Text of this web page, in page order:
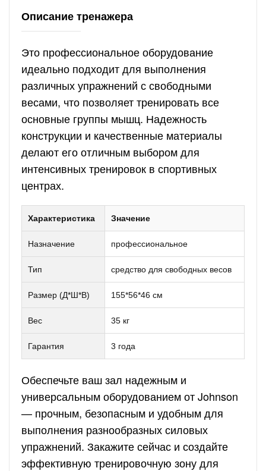
Описание тренажера
Это профессиональное оборудование
идеально подходит для выполнения
различных упражнений с свободными
весами, что позволяет тренировать все
основные группы мышц. Надежность
конструкции и качественные материалы
делают его отличным выбором для
интенсивных тренировок в спортивных
центрах.
Характеристика Значение
Назначение профессиональное
Тип средство для свободных весов
Размер (Д*Ш*В) 155*56*46 см
Вес 35 кг
Гарантия 3 года
Обеспечьте ваш зал надежным и
универсальным оборудованием от Johnson
— прочным, безопасным и удобным для
выполнения разнообразных силовых
упражнений. Закажите сейчас и создайте
эффективную тренировочную зону для